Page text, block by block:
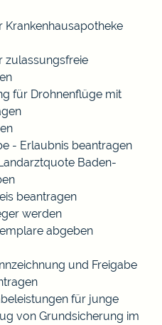
Krankenhausapotheke
zulassungsfreie
für Drohnenflüge mit
- Erlaubnis beantragen
Baden-
beantragen
werden
abgeben
und Freigabe
für junge
von Grundsicherung im